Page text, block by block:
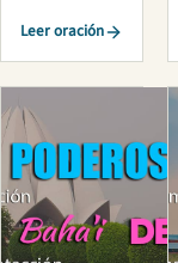
Leer oración